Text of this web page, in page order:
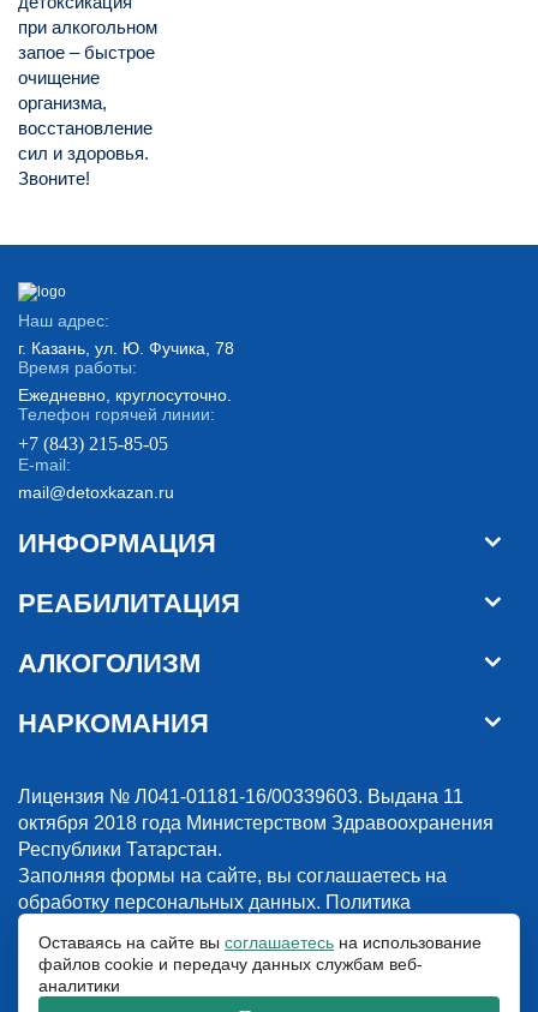
при алкогольном
запое – быстрое
очищение
организма,
восстановление
сил и здоровья.
Звоните!
Наш адрес:
г. Казань, ул. Ю. Фучика, 78
Время работы:
Ежедневно, круглосуточно.
Телефон горячей линии:
+7 (843) 215-85-05
E-mail:
mail@detoxkazan.ru
ИНФОРМАЦИЯ
РЕАБИЛИТАЦИЯ
АЛКОГОЛИЗМ
НАРКОМАНИЯ
Лицензия № Л041-01181-16/00339603. Выдана 11
октября 2018 года Министерством Здравоохранения
Республики Татарстан.
Заполняя формы на сайте, вы соглашаетесь на
обработку персональных данных. Политика
© 2018-2026. Наркологическая клиника “Detox”. Все права защищены.
Указанные на сайте цены и информация имеют информационный
Оставаясь на сайте вы соглашаетесь на использование
файлов cookie и передачу данных службам веб-
аналитики